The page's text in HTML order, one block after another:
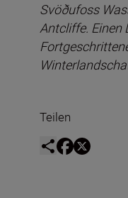
Svöðufoss
Antcliffe. Einen
Teilen